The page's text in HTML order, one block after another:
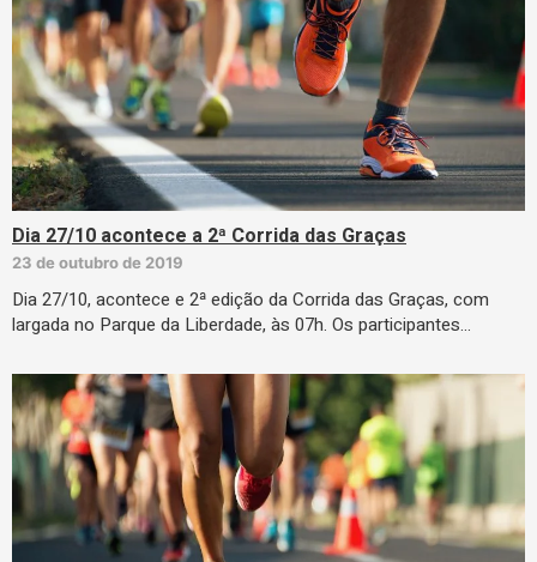
Dia 27/10 acontece a 2ª Corrida das Graças
23 de outubro de 2019
Dia 27/10, acontece e 2ª edição da Corrida das Graças, com
largada no Parque da Liberdade, às 07h. Os participantes…